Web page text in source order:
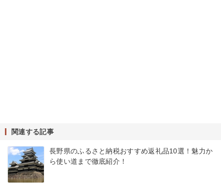
関連する記事
長野県のふるさと納税おすすめ返礼品10選！魅力か
ら使い道まで徹底紹介！